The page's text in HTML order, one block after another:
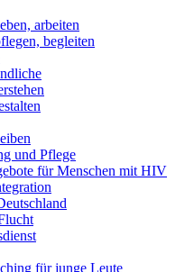
arbeiten
begleiten
und Pflege
für Menschen mit HIV
für junge Leute